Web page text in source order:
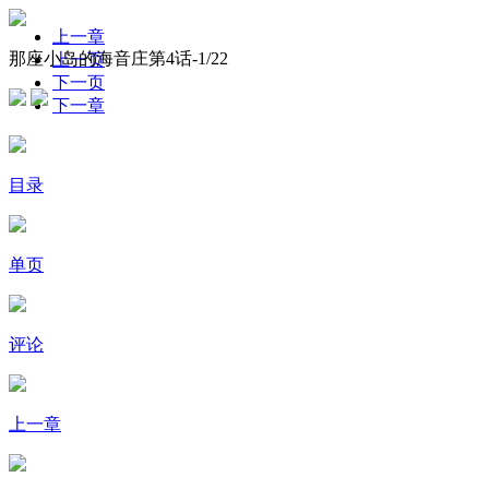
那座小岛的海音庄第4话-1/22
上一章
上一页
下一页
下一章
目录
单页
评论
上一章